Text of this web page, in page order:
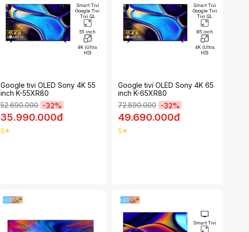
Smart Tivi
Google Tivi
Tivi QL
55 inch
4K (Ultra
HD)
Google tivi OLED Sony 4K 55
inch K-55XR80
52.690.000 -32%
35.990.000đ
5
Smart Tivi
Google Tivi
Tivi QL
65 inch
4K (Ultra
HD)
Google tivi OLED Sony 4K 65
inch K-65XR80
72.890.000 -32%
49.690.000đ
5
Smart Tivi